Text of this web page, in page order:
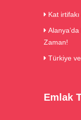
Kat
Zaman!
Türkiye ve
Emlak